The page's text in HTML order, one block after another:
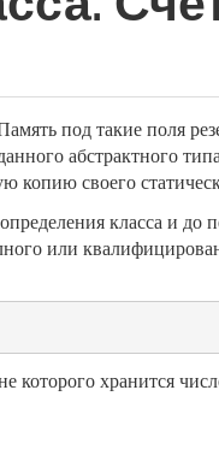
под такие поля
абстрактного
копию своего
класса и до
или
которого хранится